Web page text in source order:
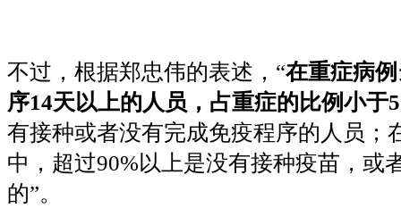
不过，根据郑忠伟的表述，“在重症病
序14天以上的人员，占重症的比例小于
有接种或者没有完成免疫程序的人员；
中，超过90%以上是没有接种疫苗，或
的”。